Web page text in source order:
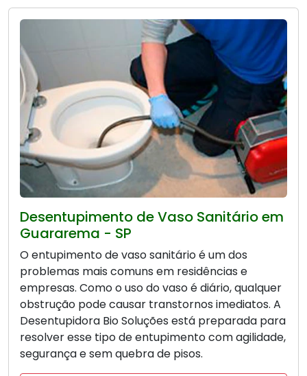
Desentupimento de Vaso Sanitário em
Guararema - SP
O entupimento de vaso sanitário é um dos
problemas mais comuns em residências e
empresas. Como o uso do vaso é diário, qualquer
obstrução pode causar transtornos imediatos. A
Desentupidora Bio Soluções está preparada para
resolver esse tipo de entupimento com agilidade,
segurança e sem quebra de pisos.